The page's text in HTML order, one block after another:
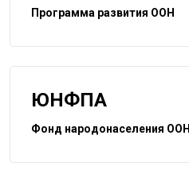
Программа развития ООН
ЮНФПА
Фонд народонаселения ООН